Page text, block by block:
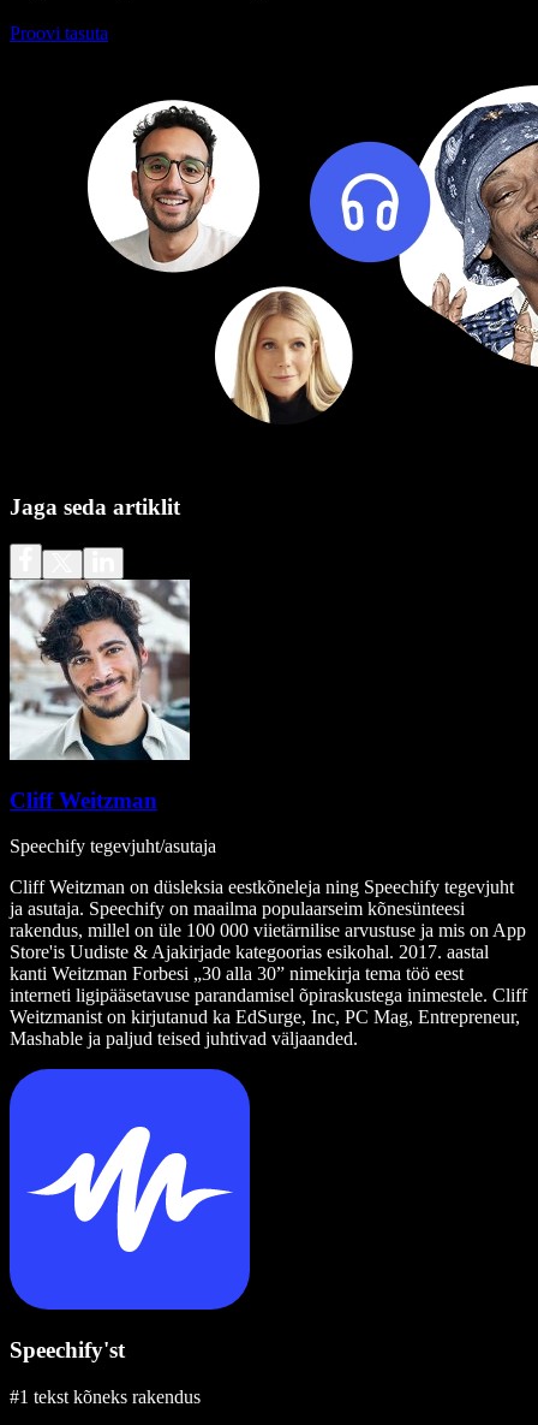
Proovi tasuta
Jaga seda artiklit
Cliff Weitzman
Speechify tegevjuht/asutaja
Cliff Weitzman on düsleksia eestkõneleja ning Speechify tegevjuht
ja asutaja. Speechify on maailma populaarseim kõnesünteesi
rakendus, millel on üle 100 000 viietärnilise arvustuse ja mis on App
Store'is Uudiste & Ajakirjade kategoorias esikohal. 2017. aastal
kanti Weitzman Forbesi „30 alla 30” nimekirja tema töö eest
interneti ligipääsetavuse parandamisel õpiraskustega inimestele. Cliff
Weitzmanist on kirjutanud ka EdSurge, Inc, PC Mag, Entrepreneur,
Mashable ja paljud teised juhtivad väljaanded.
Speechify'st
#1 tekst kõneks rakendus